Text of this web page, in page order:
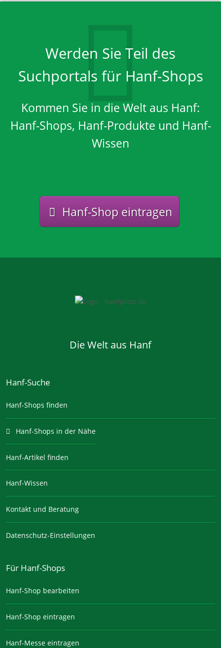
Werden Sie Teil des
Suchportals für Hanf-Shops
Kommen Sie in die Welt aus Hanf:
Hanf-Shops, Hanf-Produkte und Hanf-
Wissen
Hanf-Shop eintragen
Die Welt aus Hanf
Hanf-Suche
Hanf-Shops finden
Hanf-Shops in der Nähe
Hanf-Artikel finden
Hanf-Wissen
Kontakt und Beratung
Datenschutz-Einstellungen
Für Hanf-Shops
Hanf-Shop bearbeiten
Hanf-Shop eintragen
Hanf-Messe eintragen